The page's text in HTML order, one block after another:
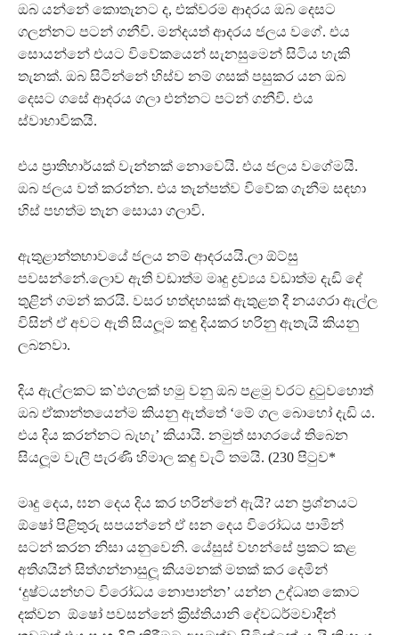
ඔබ යන්නේ කොතැනට ද, එක්වරම ආදරය ඔබ දෙසට
ගලන්නට පටන් ගනීවි. මන්දයත් ආදරය ජලය වගේ. එය
සොයන්නේ එයට විවේකයෙන් සැනසුමෙන් සිටිය හැකි
තැනක්. ඔබ සිටින්නේ හිස්ව නම් ගසක් පසුකර යන ඔබ
දෙසට ගසේ ආදරය ගලා එන්නට පටන් ගනීවි. එය
ස්වාභාවිකයි.
එය ප‍්‍රාතිහාර්යක් වැන්නක් නොවෙයි. එය ජලය වගේමයි.
ඔබ ජලය වත් කරන්න. එය තැන්පත්ව විවේක ගැනීම සඳහා
හිස් පහත්ම තැන සොයා ගලාවි.
ඇතුළාන්තභාවයේ ජලය නම් ආදරයයි.ලා ඕට්සු
පවසන්නේ.ලොව ඇති වඩාත්ම මෘදු ද්‍රව්‍යය වඩාත්ම දැඩි දේ
තුළින් ගමන් කරයි. වසර හත්දහසක් ඇතුළත දී නයගරා ඇල්ල
විසින් ඒ අවට ඇති සියලූම කඳු දියකර හරිනු ඇතැයි කියනු
ලබනවා.
දිය ඇල්ලකට ක`ඵගලක් හමු වනු ඔබ පළමු වරට දුටුවහොත්
ඔබ ඒකාන්තයෙන්ම කියනු ඇත්තේ ‘මේ ගල බොහෝ දැඩි ය.
එය දිය කරන්නට බැහැ’ කියායි. නමුත් සාගරයේ තිබෙන
සියලූම වැලි පැරණි හිමාල කඳු වැටි තමයි. (230 පිටුව*
මෘදු දෙය, ඝන දෙය දිය කර හරින්නේ ඇයි? යන ප‍්‍රශ්නයට
ඕෂෝ පිළිතුරු සපයන්නේ ඒ ඝන දෙය විරෝධය පාමින්
සටන් කරන නිසා යනුවෙනි. යේසුස් වහන්සේ ප‍්‍රකට කළ
අතිශයින් සිත්ගන්නාසුලූ කියමනක් මතක් කර දෙමින්
‘දුෂ්ටයන්හට විරෝධය නොපාන්න’ යන්න උද්ධෘත කොට
දක්වන ඕෂෝ පවසන්නේ ක‍්‍රිස්තියානි දේවධර්මවාදීන්